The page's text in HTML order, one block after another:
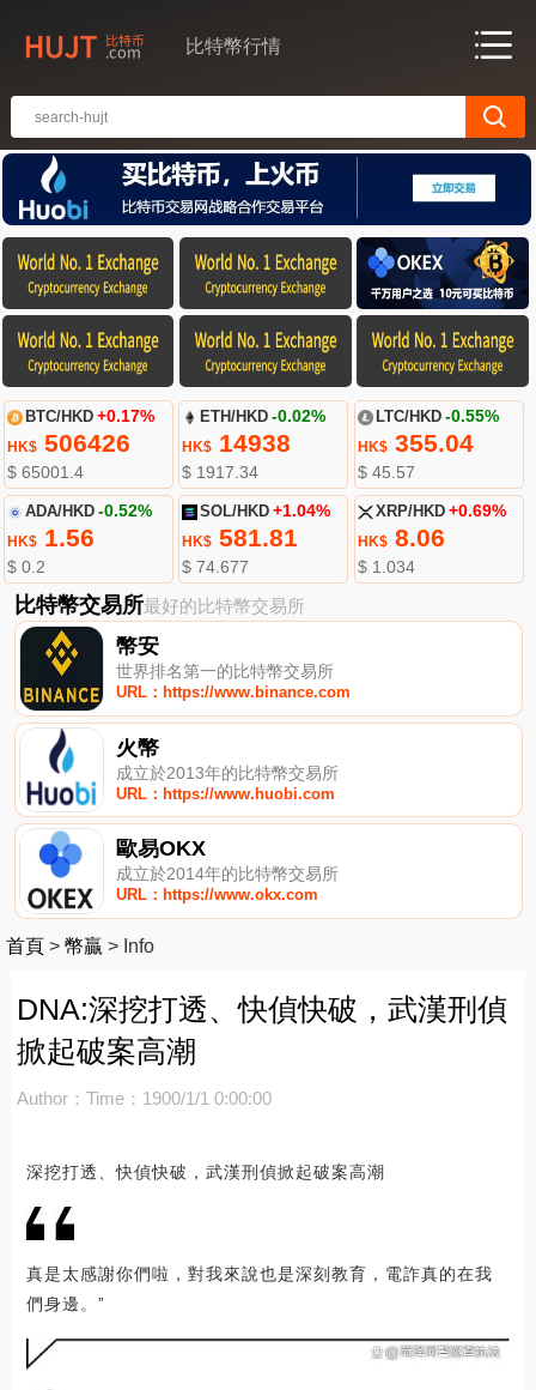
比特幣行情
BTC/HKD +0.17%
HK$506426
$ 65001.4
ETH/HKD -0.02%
HK$ 14938
$ 1917.34
LTC/HKD -0.55%
HK$355.04
$ 45.57
ADA/HKD -0.52%
HK$1.56
$ 0.2
SOL/HKD +1.04%
HK$ 581.81
$ 74.677
XRP/HKD +0.69%
HK$8.06
$ 1.034
比特幣交易所最好的比特幣交易所
幣安
世界排名第一的比特幣交易所
URL：https://www.binance.com
火幣
成立於2013年的比特幣交易所
URL：https://www.huobi.com
歐易OKX
成立於2014年的比特幣交易所
URL：https://www.okx.com
首頁 > 幣贏 > Info
DNA:深挖打透、快偵快破，武漢刑偵
掀起破案高潮
Author： Time：1900/1/1 0:00:00
深挖打透、快偵快破，武漢刑偵掀起破案高潮
真是太感謝你們啦，對我來說也是深刻教育，電詐真的在我
們身邊。”